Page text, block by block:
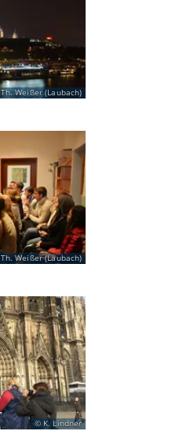
Th. Weißer (Laubach)
Th. Weißer (Laubach)
K. Lindner